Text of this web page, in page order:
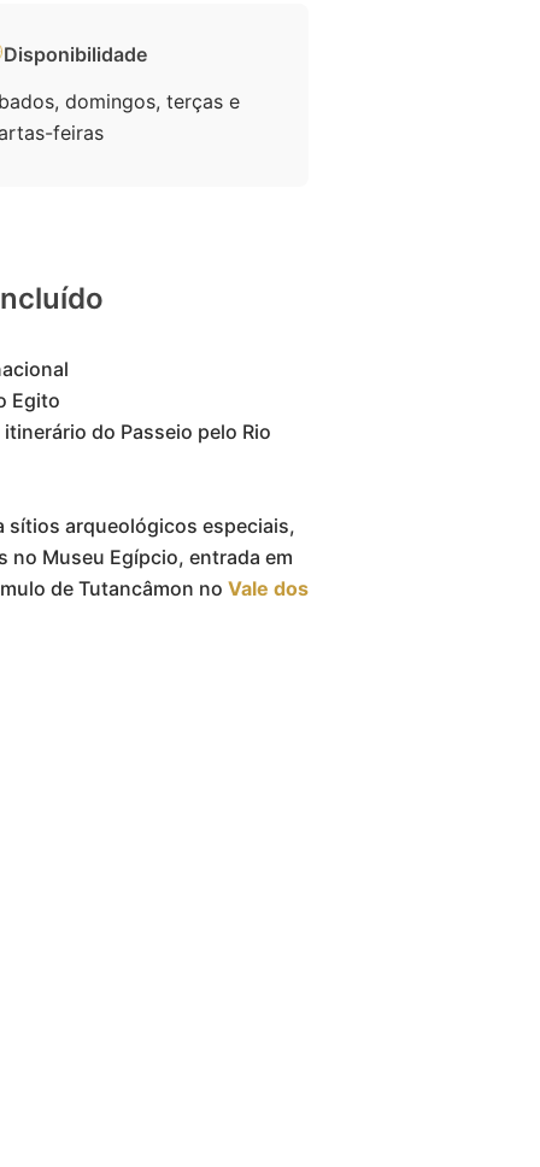
Disponibilidade
domingos, terças e
feiras
Egito
do Passeio pelo Rio
sítios arqueológicos especiais,
no Museu Egípcio, entrada em
de Tutancâmon no Vale dos